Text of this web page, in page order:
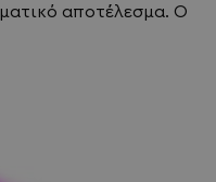
αποτέλεσμα. Ο